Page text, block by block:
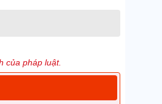
của pháp luật.